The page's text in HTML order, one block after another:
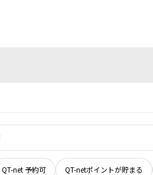
QT-net 予約可 QT-netポイントが貯まる